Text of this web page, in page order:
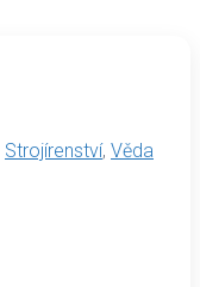
Strojírenství, Věda